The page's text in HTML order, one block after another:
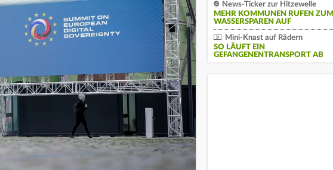
News-Ticker zur Hitzewelle
MEHR KOMMUNEN RUFEN ZUM
WASSERSPAREN AUF
Mini-Knast auf Rädern
SO LÄUFT EIN
GEFANGENENTRANSPORT AB